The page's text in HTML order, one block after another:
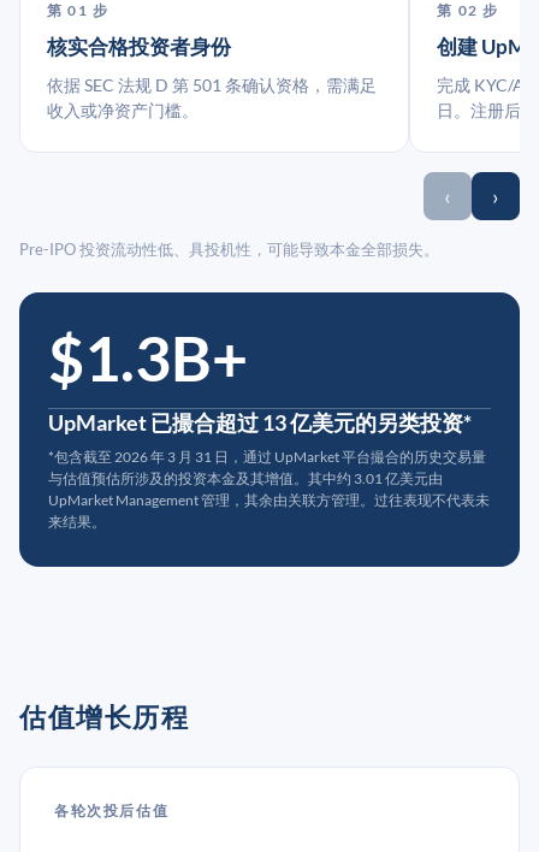
第 01 步
核实合格投资者身份
依据 SEC 法规 D 第 501 条确认资格，需满足
收入或净资产门槛。
第 02 步
创建
完成 KYC/
日。注册后
‹ ›
Pre-IPO 投资流动性低、具投机性，可能导致本金全部损失。
$1.3B+
UpMarket 已撮合超过 13 亿美元的另类投资*
*包含截至 2026 年 3 月 31 日，通过 UpMarket 平台撮合的历史交易量
与估值预估所涉及的投资本金及其增值。其中约 3.01 亿美元由
UpMarket Management 管理，其余由关联方管理。过往表现不代表未
来结果。
估值增长历程
各轮次投后估值